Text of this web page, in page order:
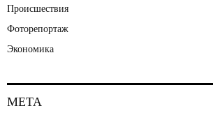
Происшествия
Фоторепортаж
Экономика
МЕТА